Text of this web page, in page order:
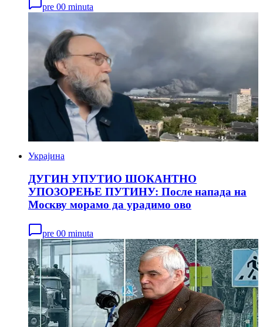
pre 00 minuta
Украјина
ДУГИН УПУТИО ШОКАНТНО
УПОЗОРЕЊЕ ПУТИНУ: После напада на
Москву морамо да урадимо ово
pre 00 minuta